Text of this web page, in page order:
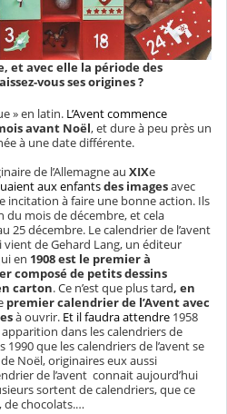
et avec elle la période des
vous ses origines ?
» en latin. L’Avent commence
avant Noël, et dure à peu près un
à une date différente.
de l’Allemagne au XIXe
aux enfantsdes imagesavec
incitation à faire une bonne action. Ils
mois de décembre, et cela
25 décembre. Le calendrier de l’avent
vient deGehard Lang, un éditeur
en 1908 est le premier à
composé de petits dessins
carton. Ce n’est que plus tard, en
premier calendrier de l’Avent avec
à ouvrir. Et il faudra attendre 1958
apparition dans les calendriers de
1990 que les calendriers de l’avent se
Noël, originaires eux aussi
de l’avent connait aujourd’hui
sortent de calendriers, que ce
de chocolats.…